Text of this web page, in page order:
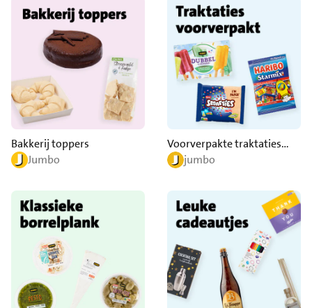
Bakkerij toppers
Jumbo
Voorverpakte traktaties
kidsjumbo